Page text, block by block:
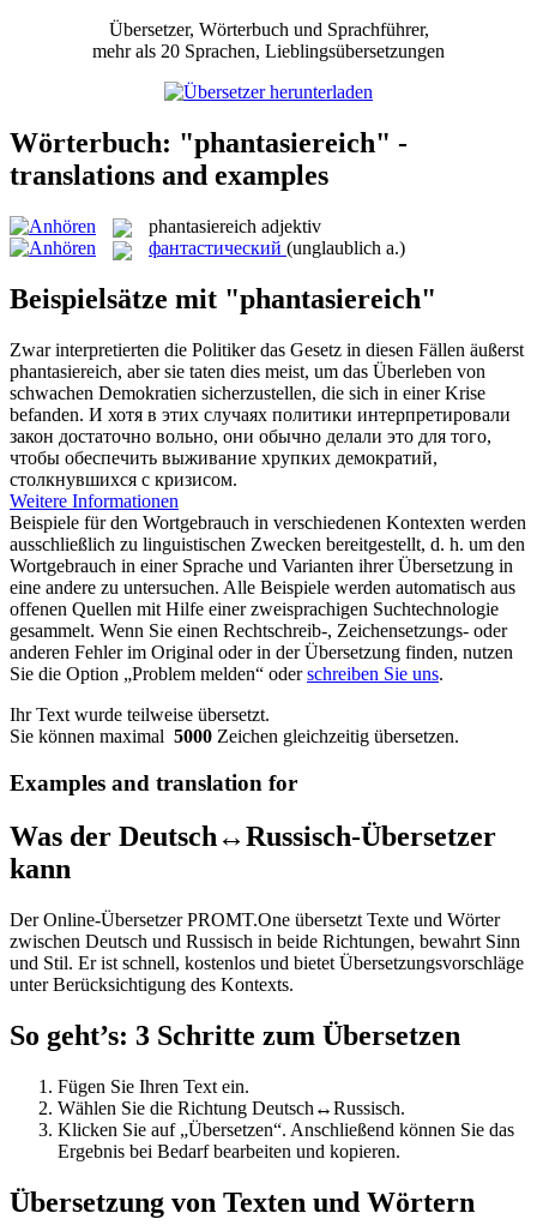
Übersetzer, Wörterbuch und Sprachführer,
mehr als 20 Sprachen, Lieblingsübersetzungen
Wörterbuch: "phantasiereich" -
translations and examples
phantasiereich adjektiv
фантастический (unglaublich a.)
Beispielsätze mit "phantasiereich"
Zwar interpretierten die Politiker das Gesetz in diesen Fällen äußerst
phantasiereich, aber sie taten dies meist, um das Überleben von
schwachen Demokratien sicherzustellen, die sich in einer Krise
befanden. И хотя в этих случаях политики интерпретировали
закон достаточно вольно, они обычно делали это для того,
чтобы обеспечить выживание хрупких демократий,
столкнувшихся с кризисом.
Weitere Informationen
Beispiele für den Wortgebrauch in verschiedenen Kontexten werden
ausschließlich zu linguistischen Zwecken bereitgestellt, d. h. um den
Wortgebrauch in einer Sprache und Varianten ihrer Übersetzung in
eine andere zu untersuchen. Alle Beispiele werden automatisch aus
offenen Quellen mit Hilfe einer zweisprachigen Suchtechnologie
gesammelt. Wenn Sie einen Rechtschreib-, Zeichensetzungs- oder
anderen Fehler im Original oder in der Übersetzung finden, nutzen
Sie die Option „Problem melden“ oderschreiben Sie uns.
Ihr Text wurde teilweise übersetzt.
Sie können maximal 5000 Zeichen gleichzeitig übersetzen.
Examples and translation for
Was der Deutsch↔Russisch-Übersetzer
kann
Der Online-Übersetzer PROMT.One übersetzt Texte und Wörter
zwischen Deutsch und Russisch in beide Richtungen, bewahrt Sinn
und Stil. Er ist schnell, kostenlos und bietet Übersetzungsvorschläge
unter Berücksichtigung des Kontexts.
So geht’s: 3 Schritte zum Übersetzen
Fügen Sie Ihren Text ein.
Wählen Sie die Richtung Deutsch↔Russisch.
Klicken Sie auf „Übersetzen“. Anschließend können Sie das
Ergebnis bei Bedarf bearbeiten und kopieren.
Übersetzung von Texten und Wörtern